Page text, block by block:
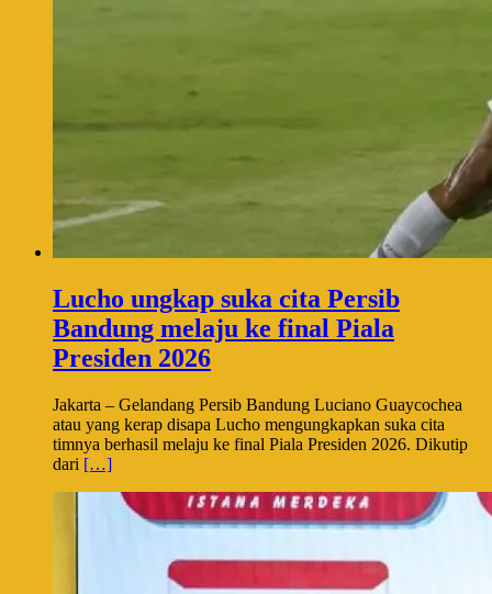
Lucho ungkap suka cita Persib
Bandung melaju ke final Piala
Presiden 2026
Jakarta – Gelandang Persib Bandung Luciano Guaycochea
atau yang kerap disapa Lucho mengungkapkan suka cita
timnya berhasil melaju ke final Piala Presiden 2026. Dikutip
dari […]